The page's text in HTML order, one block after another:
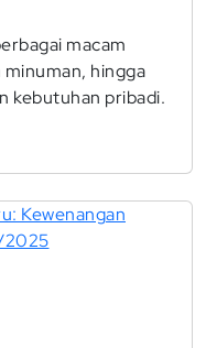
macam
minuman, hingga
kebutuhan pribadi.